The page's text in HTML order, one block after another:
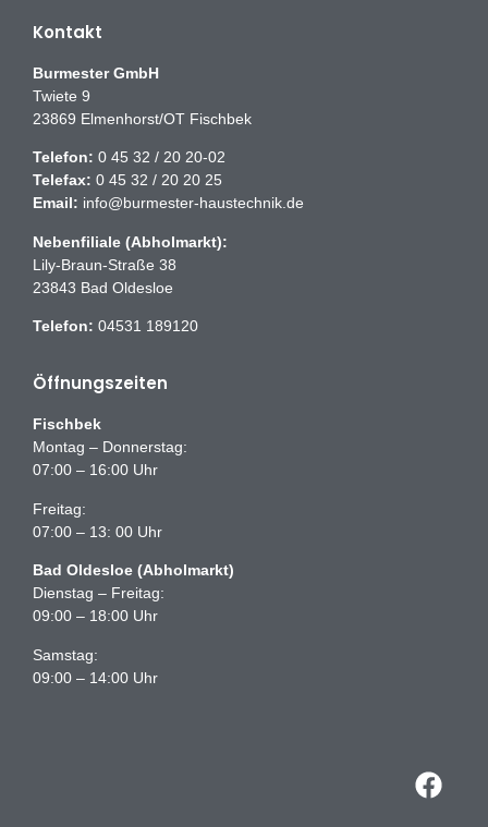
Kontakt
Burmester GmbH
Twiete 9
23869 Elmenhorst/OT Fischbek
Telefon: 0 45 32 / 20 20-02
Telefax: 0 45 32 / 20 20 25
Email: info@burmester-haustechnik.de
Nebenfiliale (Abholmarkt):
Lily-Braun-Straße 38
23843 Bad Oldesloe
Telefon: 04531 189120
Öffnungszeiten
Fischbek
Montag – Donnerstag:
07:00 – 16:00 Uhr
Freitag:
07:00 – 13: 00 Uhr
Bad Oldesloe (Abholmarkt)
Dienstag – Freitag:
09:00 – 18:00 Uhr
Samstag:
09:00 – 14:00 Uhr